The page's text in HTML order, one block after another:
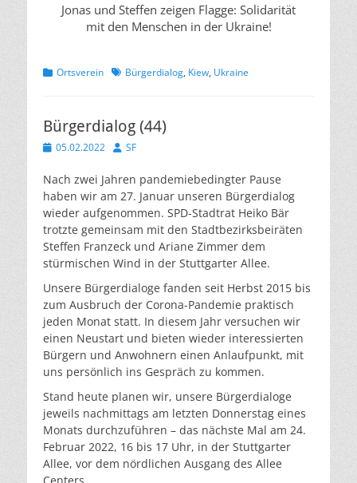
Jonas und Steffen zeigen Flagge: Solidarität
mit den Menschen in der Ukraine!
Kategorien
Ortsverein Schlagworte
Bürgerdialog, Kiew, Ukraine
Bürgerdialog (44)
Veröffentlicht
05.02.2022 Autor
SF
Nach zwei Jahren pandemiebedingter Pause
haben wir am 27. Januar unseren Bürgerdialog
wieder aufgenommen. SPD-Stadtrat Heiko Bär
trotzte gemeinsam mit den Stadtbezirksbeiräten
Steffen Franzeck und Ariane Zimmer dem
stürmischen Wind in der Stuttgarter Allee.
Unsere Bürgerdialoge fanden seit Herbst 2015 bis
zum Ausbruch der Corona-Pandemie praktisch
jeden Monat statt. In diesem Jahr versuchen wir
einen Neustart und bieten wieder interessierten
Bürgern und Anwohnern einen Anlaufpunkt, mit
uns persönlich ins Gespräch zu kommen.
Stand heute planen wir, unsere Bürgerdialoge
jeweils nachmittags am letzten Donnerstag eines
Monats durchzuführen – das nächste Mal am 24.
Februar 2022, 16 bis 17 Uhr, in der Stuttgarter
Allee, vor dem nördlichen Ausgang des Allee